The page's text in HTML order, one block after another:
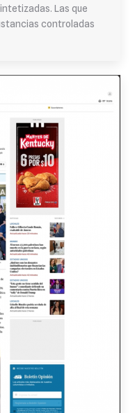
Las que
controladas